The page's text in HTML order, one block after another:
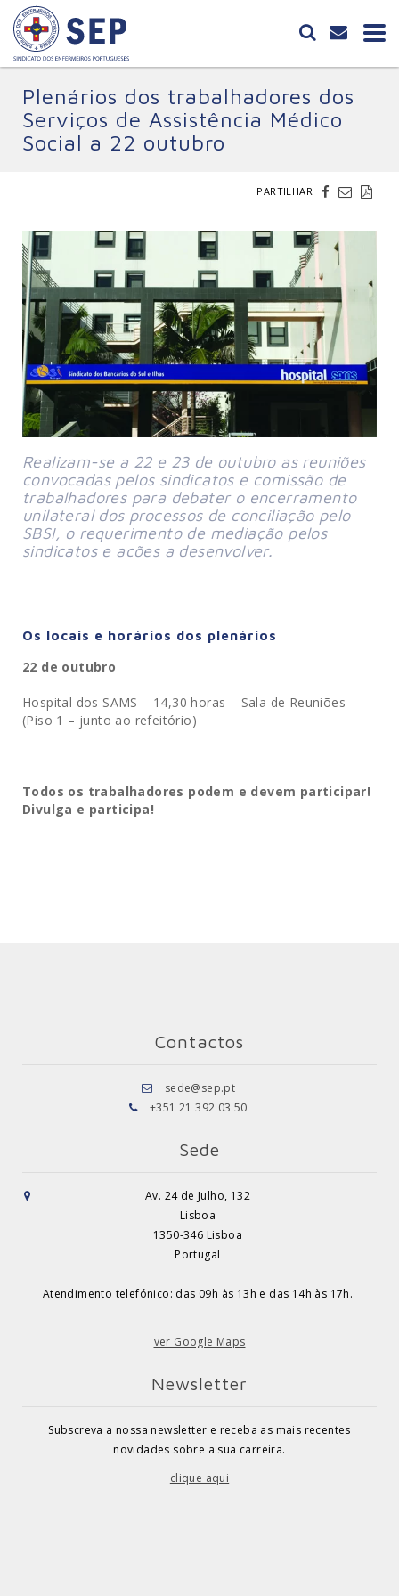
Plenários dos trabalhadores dos
Serviços de Assistência Médico
Social a 22 outubro
PARTILHAR
Realizam-se a 22 e 23 de outubro as reuniões
convocadas pelos sindicatos e comissão de
trabalhadores para debater o encerramento
unilateral dos processos de conciliação pelo
SBSI, o requerimento de mediação pelos
sindicatos e acões a desenvolver.
Os locais e horários dos plenários
22 de outubro
Hospital dos SAMS – 14,30 horas – Sala de Reuniões
(Piso 1 – junto ao refeitório)
Todos os trabalhadores podem e devem participar!
Divulga e participa!
Contactos
sede@sep.pt
+351 21 392 03 50
Sede
Av. 24 de Julho, 132
Lisboa
1350-346 Lisboa
Portugal
Atendimento telefónico: das 09h às 13h e das 14h às 17h.
ver Google Maps
Newsletter
Subscreva a nossa newsletter e receba as mais recentes
novidades sobre a sua carreira.
clique aqui